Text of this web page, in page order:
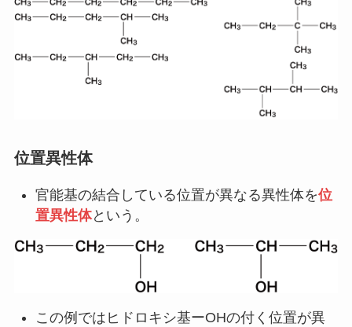
位置異性体
官能基の結合している位置が異なる異性体を位
置異性体という。
この例ではヒドロキシ基ーOHの付く位置が異